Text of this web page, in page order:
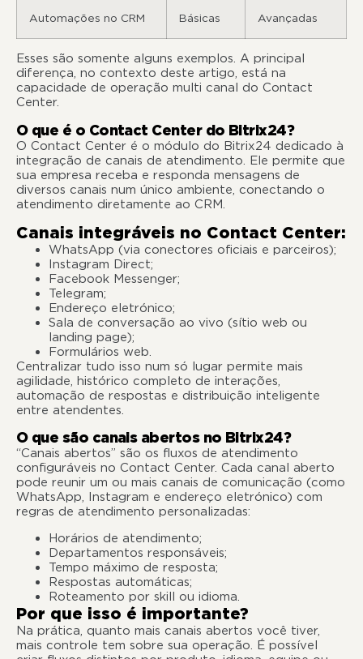
Automações no CRM Básicas Avançadas
Esses são somente alguns exemplos. A principal
diferença, no contexto deste artigo, está na
capacidade de operação multi canal do Contact
Center.
O que é o Contact Center do Bitrix24?
O Contact Center é o módulo do Bitrix24 dedicado à
integração de canais de atendimento. Ele permite que
sua empresa receba e responda mensagens de
diversos canais num único ambiente, conectando o
atendimento diretamente ao CRM.
Canais integráveis no Contact Center:
WhatsApp (via conectores oficiais e parceiros);
Instagram Direct;
Facebook Messenger;
Telegram;
Endereço eletrónico;
Sala de conversação ao vivo (sítio web ou
landing page);
Formulários web.
Centralizar tudo isso num só lugar permite mais
agilidade, histórico completo de interações,
automação de respostas e distribuição inteligente
entre atendentes.
O que são canais abertos no Bitrix24?
“Canais abertos” são os fluxos de atendimento
configuráveis no Contact Center. Cada canal aberto
pode reunir um ou mais canais de comunicação (como
WhatsApp, Instagram e endereço eletrónico) com
regras de atendimento personalizadas:
Horários de atendimento;
Departamentos responsáveis;
Tempo máximo de resposta;
Respostas automáticas;
Roteamento por skill ou idioma.
Por que isso é importante?
Na prática, quanto mais canais abertos você tiver,
mais controle tem sobre sua operação. É possível